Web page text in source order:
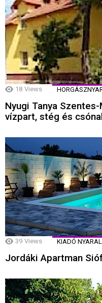
18 Views
Nyugi Tanya
vízpart, stég és
39 Views KIADÓ
Jordáki Apartman